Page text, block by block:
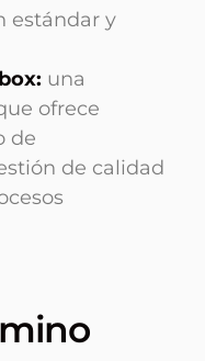
estándar y
una
ofrece
de
de calidad